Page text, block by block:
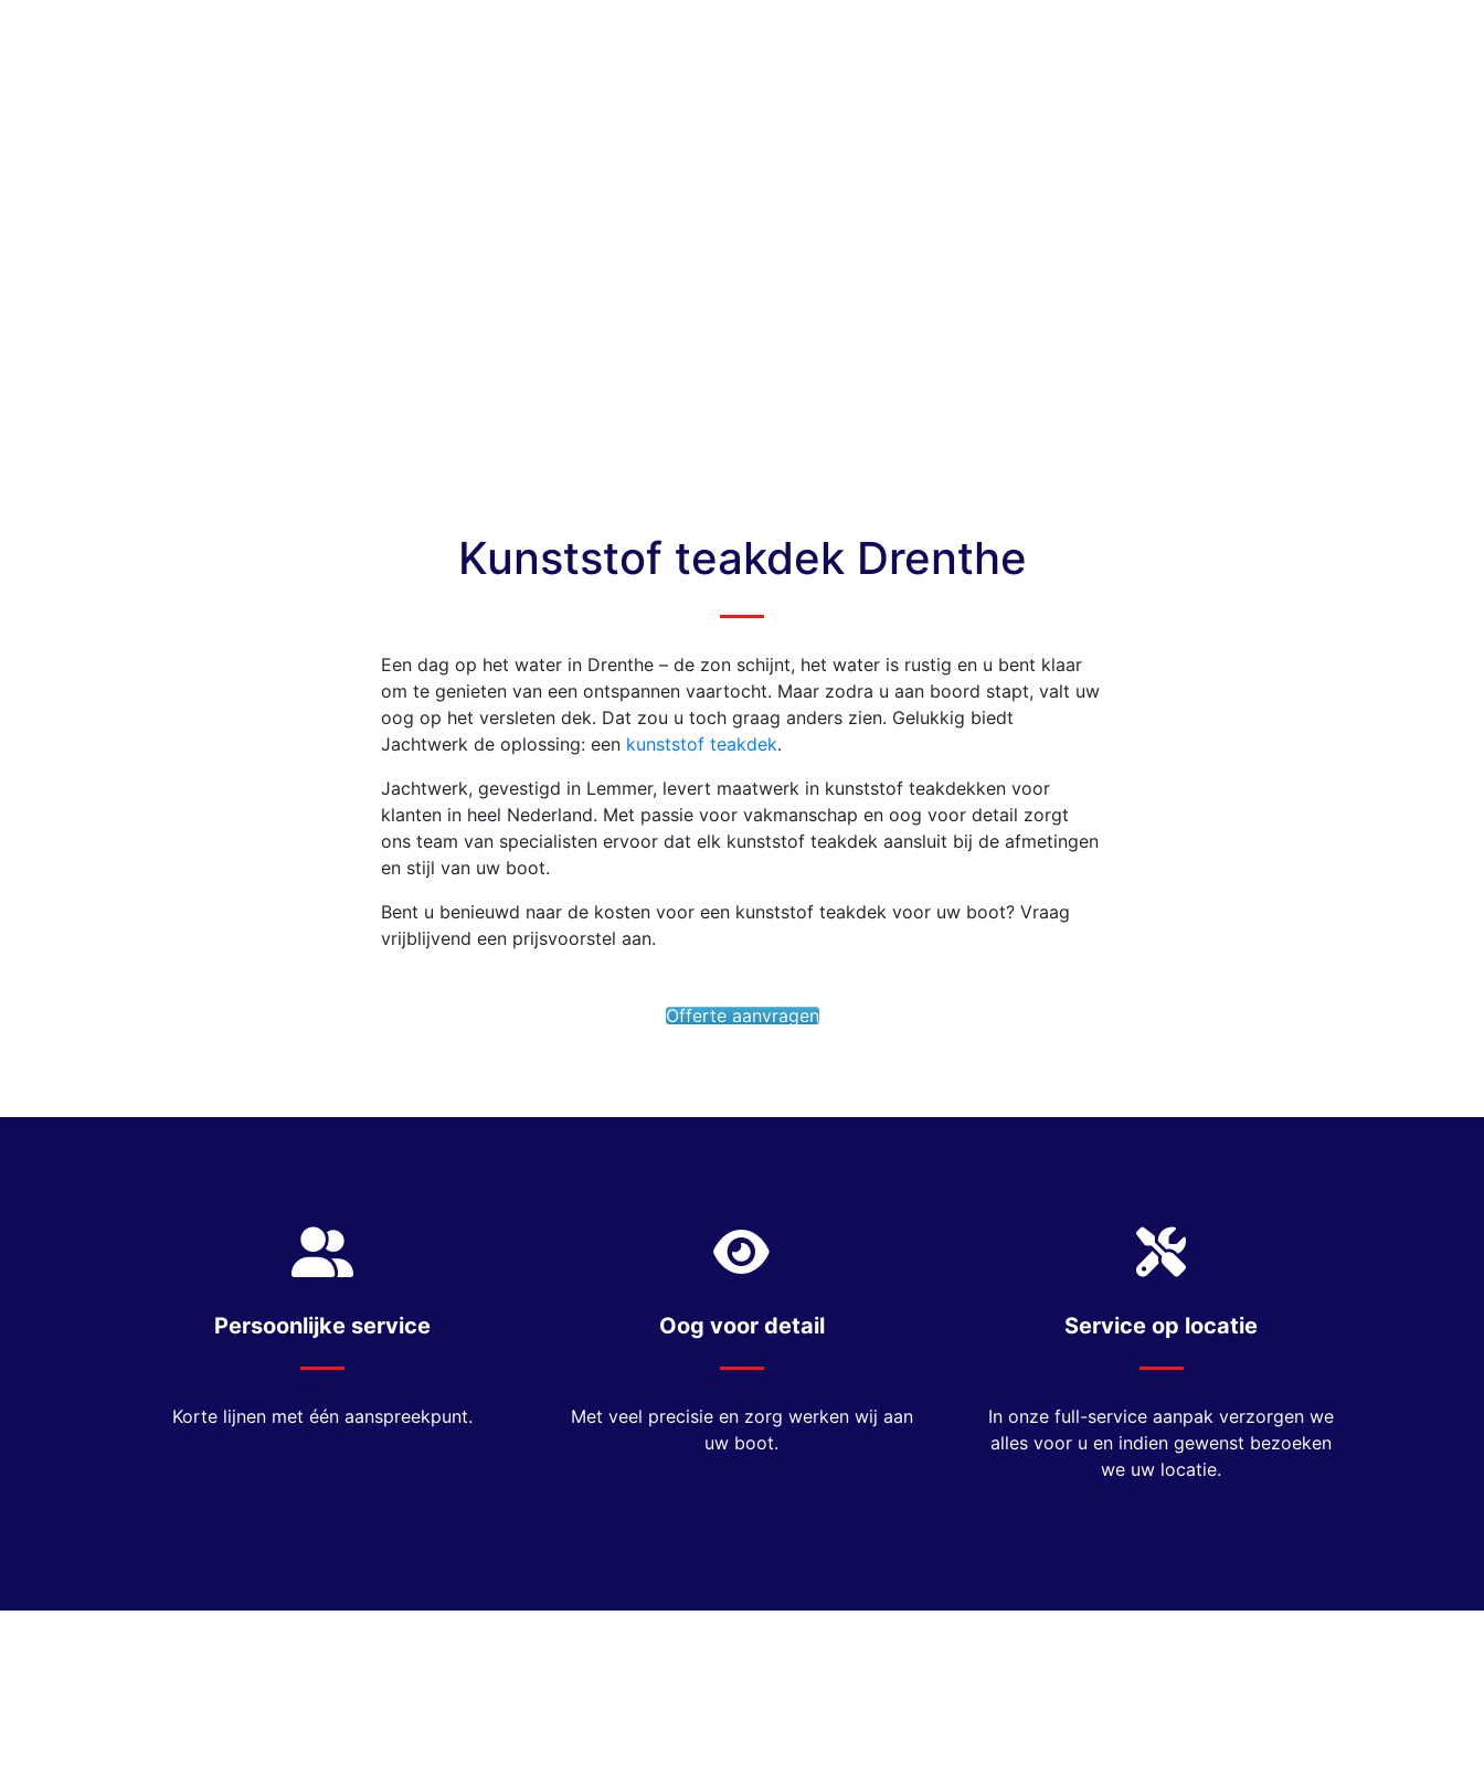
Kunststof teakdek Drenthe
Een dag op het water in Drenthe – de zon schijnt, het water is rustig en u bent klaar
om te genieten van een ontspannen vaartocht. Maar zodra u aan boord stapt, valt uw
oog op het versleten dek. Dat zou u toch graag anders zien. Gelukkig biedt
Jachtwerk de oplossing: een kunststof teakdek.
Jachtwerk, gevestigd in Lemmer, levert maatwerk in kunststof teakdekken voor
klanten in heel Nederland. Met passie voor vakmanschap en oog voor detail zorgt
ons team van specialisten ervoor dat elk kunststof teakdek aansluit bij de afmetingen
en stijl van uw boot.
Bent u benieuwd naar de kosten voor een kunststof teakdek voor uw boot? Vraag
vrijblijvend een prijsvoorstel aan.
Offerte aanvragen
Persoonlijke service
Korte lijnen met één aanspreekpunt.
Oog voor detail
Met veel precisie en zorg werken wij aan
uw boot.
Service op locatie
In onze full-service aanpak verzorgen we
alles voor u en indien gewenst bezoeken
we uw locatie.